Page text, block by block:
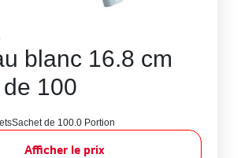
blanc 16.8 cm
100
Sachet de 100.0 Portion
Afficher le prix